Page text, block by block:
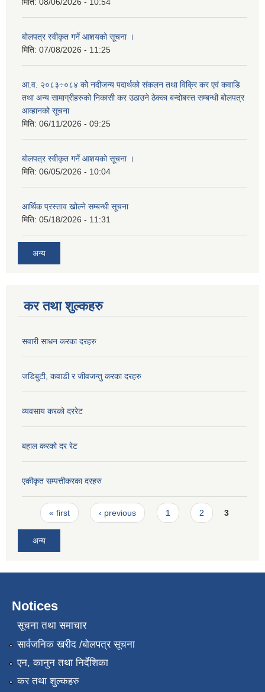
मिति: 08/06/2026 - 10:54
बोलपत्र स्वीकृत गर्ने आशयको सूचना ।
मिति: 07/08/2026 - 11:25
आ.व. २०८३÷०८४ कोे नदीजन्य पदार्थको संकलन तथा विक्रि कर एवं कवाडि
तथा अन्य सामाग्रीहरुको निकासी कर उठाउने ठेक्का बन्दोबस्त सम्बन्धी बोलपत्र
आव्हानको सूचना
मिति: 06/11/2026 - 09:25
बोलपत्र स्वीकृत गर्ने आशयको सूचना ।
मिति: 06/05/2026 - 10:04
आर्थिक प्रस्ताव खोल्ने सम्बन्धी सूचना
मिति: 05/18/2026 - 11:31
अन्य
कर तथा शुल्कहरु
सवारी साधन करका दरहरु
जडिबुटी, कवाडी र जीवजन्तु करका दरहरु
व्यवसाय करको दररेट
बहाल करको दर रेट
एकीकृत सम्पत्तीकरका दरहरु
Pages
« first ‹ previous 1 2 3
अन्य
Notices
सूचना तथा समाचार
सार्वजनिक खरीद /बोलपत्र सूचना
एन, कानुन तथा निर्देशिका
कर तथा शुल्कहरु